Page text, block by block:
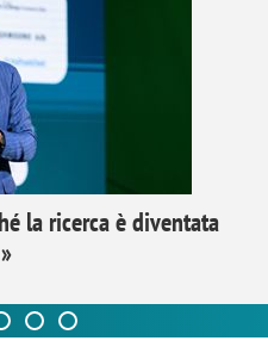
la ricerca è diventata